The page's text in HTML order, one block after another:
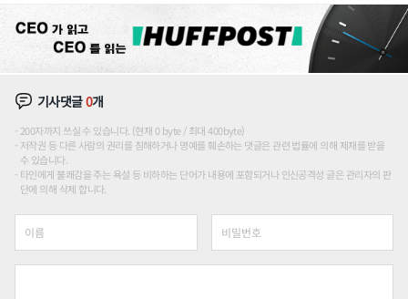
기사댓글0개
200자까지 쓰실 수 있습니다. (현재 0 byte / 최대 400byte)
저작권 등 다른 사람의 권리를 침해하거나 명예를 훼손하는 댓글은 관련 법률에 의해 제재를 받을
수 있습니다.
타인에게 불쾌감을 주는 욕설 등 비하하는 단어가 내용에 포함되거나 인신공격성 글은 관리자의 판
단에 의해 삭제 합니다.